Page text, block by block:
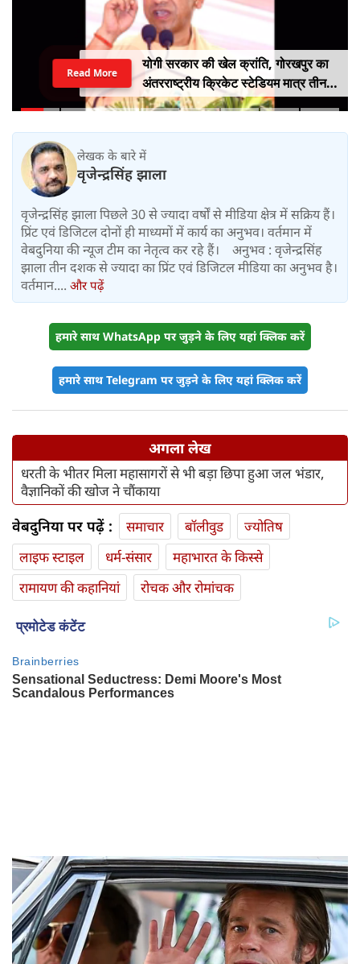
योगी सरकार की खेल क्रांति, गोरखपुर का
अंतरराष्ट्रीय क्रिकेट स्टेडियम मात्र तीन
महीने में लगभग 20% तैयार
Read More
लेखक के बारे में
वृजेन्द्रसिंह झाला
वृजेन्द्रसिंह झाला पिछले 30 से ज्यादा वर्षों से मीडिया क्षेत्र में सक्रिय हैं।
प्रिंट एवं डिजिटल दोनों ही माध्यमों में कार्य का अनुभव। वर्तमान में
वेबदुनिया की न्यूज टीम का नेतृत्व कर रहे हैं। अनुभव : वृजेन्द्रसिंह
झाला तीन दशक से ज्यादा का प्रिंट एवं डिजिटल मीडिया का अनुभव है।
वर्तमान.... और पढ़ें
हमारे साथ WhatsApp पर जुड़ने के लिए यहां क्लिक करें
हमारे साथ Telegram पर जुड़ने के लिए यहां क्लिक करें
अगला लेख
धरती के भीतर मिला महासागरों से भी बड़ा छिपा हुआ जल भंडार,
वैज्ञानिकों की खोज ने चौंकाया
वेबदुनिया पर पढ़ें : समाचार बॉलीवुड
ज्योतिष
लाइफ स्‍टाइल
धर्म-संसार
महाभारत के किस्से
रामायण की कहानियां
रोचक और रोमांचक